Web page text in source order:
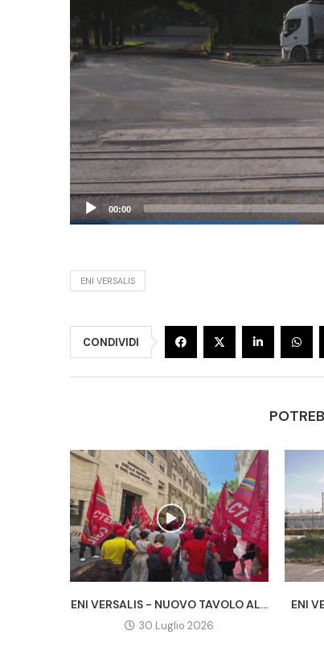
00:00
ENI VERSALIS
CONDIVIDI
ENI VERSALIS - NUOVO TAVOLO AL...
30 Luglio 2026
ENI